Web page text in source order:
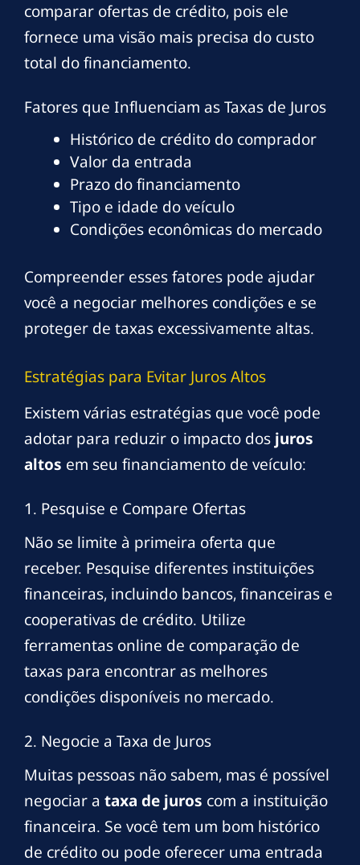
comparar ofertas de crédito, pois ele
fornece uma visão mais precisa do custo
total do financiamento.
Fatores que Influenciam as Taxas de Juros
Histórico de crédito do comprador
Valor da entrada
Prazo do financiamento
Tipo e idade do veículo
Condições econômicas do mercado
Compreender esses fatores pode ajudar
você a negociar melhores condições e se
proteger de taxas excessivamente altas.
Estratégias para Evitar Juros Altos
Existem várias estratégias que você pode
adotar para reduzir o impacto dos juros
altos em seu financiamento de veículo:
1. Pesquise e Compare Ofertas
Não se limite à primeira oferta que
receber. Pesquise diferentes instituições
financeiras, incluindo bancos, financeiras e
cooperativas de crédito. Utilize
ferramentas online de comparação de
taxas para encontrar as melhores
condições disponíveis no mercado.
2. Negocie a Taxa de Juros
Muitas pessoas não sabem, mas é possível
negociar a taxa de juros com a instituição
financeira. Se você tem um bom histórico
de crédito ou pode oferecer uma entrada